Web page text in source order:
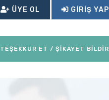
ÜYE OL GIRIŞ YAP
TEŞEKKÜR ET / ŞİKAYET BİLDİR